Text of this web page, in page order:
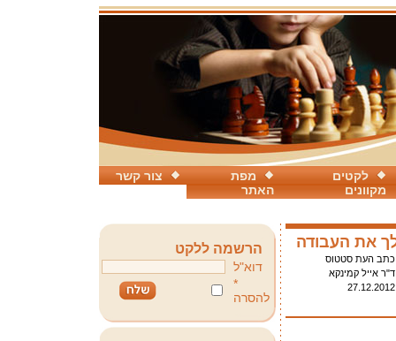
צור קשר
מפת
האתר
לקטים
מקוונים
כתב העת סטטוס
ד"ר אייל קמינקא
27.12.2012
הרשמה ללקט
דוא"ל
*
להסרה